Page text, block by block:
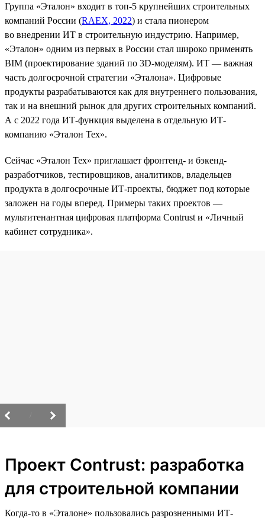
Группа «Эталон» входит в топ-5 крупнейших строительных
компаний России (RAEX, 2022) и стала пионером
во внедрении ИТ в строительную индустрию. Например,
«Эталон» одним из первых в России стал широко применять
BIM (проектирование зданий по 3D-моделям). ИТ — важная
часть долгосрочной стратегии «Эталона». Цифровые
продукты разрабатываются как для внутреннего пользования,
так и на внешний рынок для других строительных компаний.
А с 2022 года ИТ-функция выделена в отдельную ИТ-
компанию «Эталон Тех».
Сейчас «Эталон Тех» приглашает фронтенд- и бэкенд-
разработчиков, тестировщиков, аналитиков, владельцев
продукта в долгосрочные ИТ-проекты, бюджет под которые
заложен на годы вперед. Примеры таких проектов —
мультитенантная цифровая платформа Contrust и «Личный
кабинет сотрудника».
Проект Contrust: разработка
для строительной компании
Когда-то в «Эталоне» пользовались разрозненными ИТ-